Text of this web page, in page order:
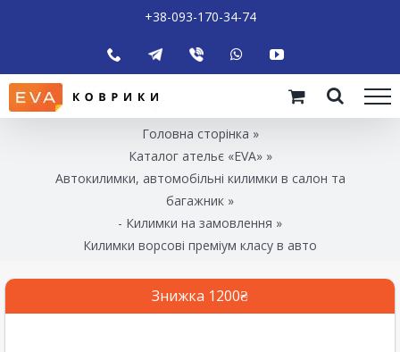
+38-093-170-34-74
Головна сторінка »
Каталог ательє «EVA»»
Автокилимки, автомобільні килимки в салон та
багажник »
- Килимки на замовлення »
Килимки ворсові преміум класу в авто
Знижка 1200₴